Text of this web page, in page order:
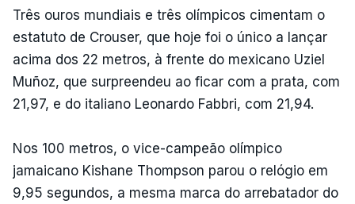
Três ouros mundiais e três olímpicos cimentam o
estatuto de Crouser, que hoje foi o único a lançar
acima dos 22 metros, à frente do mexicano Uziel
Muñoz, que surpreendeu ao ficar com a prata, com
21,97, e do italiano Leonardo Fabbri, com 21,94.
Nos 100 metros, o vice-campeão olímpico
jamaicano Kishane Thompson parou o relógio em
9,95 segundos, a mesma marca do arrebatador do